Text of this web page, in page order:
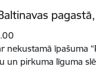
īpašuma
un pirkuma līguma